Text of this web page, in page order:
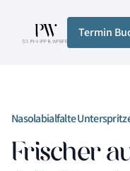
Termin
Nasolabialfalte
Frischer